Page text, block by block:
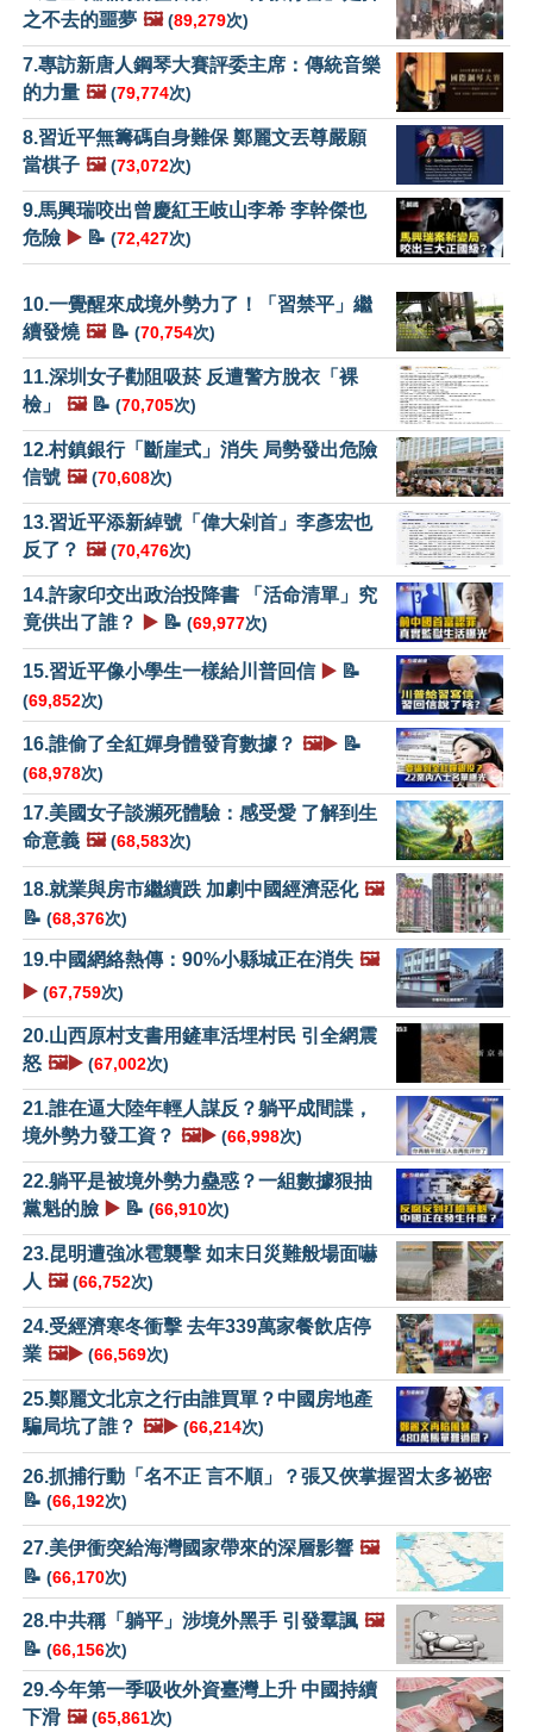
之不去的噩夢 🖼️ (89,279次)
7.專訪新唐人鋼琴大賽評委主席：傳統音樂
的力量 🖼️ (79,774次)
8.習近平無籌碼自身難保 鄭麗文丟尊嚴願
當棋子 🖼️ (73,072次)
9.馬興瑞咬出曾慶紅王岐山李希 李幹傑也
危險 ▶️ 📝 (72,427次)
10.一覺醒來成境外勢力了！「習禁平」繼
續發燒 🖼️📝 (70,754次)
11.深圳女子勸阻吸菸 反遭警方脫衣「裸
檢」
🖼️📝 (70,705次)
12.村鎮銀行「斷崖式」消失 局勢發出危險
信號 🖼️ (70,608次)
13.習近平添新綽號「偉大剁首」李彥宏也
反了？ 🖼️ (70,476次)
14.許家印交出政治投降書 「活命清單」究
竟供出了誰？
▶️ 📝 (69,977次)
15.習近平像小學生一樣給川普回信 ▶️ 📝
(69,852次)
16.誰偷了全紅嬋身體發育數據？ 🖼️▶️ 📝
(68,978次)
17.美國女子談瀕死體驗：感受愛 了解到生
命意義 🖼️ (68,583次)
18.就業與房市繼續跌 加劇中國經濟惡化 🖼️
📝 (68,376次)
19.中國網絡熱傳：90%小縣城正在消失 🖼️
▶️ (67,759次)
20.山西原村支書用鏟車活埋村民 引全網震
怒 🖼️▶️ (67,002次)
21.誰在逼大陸年輕人謀反？躺平成間諜，
境外勢力發工資？ 🖼️▶️ (66,998次)
22.躺平是被境外勢力蠱惑？一組數據狠抽
黨魁的臉 ▶️ 📝 (66,910次)
23.昆明遭強冰雹襲擊 如末日災難般場面嚇
人 🖼️ (66,752次)
24.受經濟寒冬衝擊 去年339萬家餐飲店停
業 🖼️▶️ (66,569次)
25.鄭麗文北京之行由誰買單？中國房地產
騙局坑了誰？ 🖼️▶️ (66,214次)
26.抓捕行動「名不正 言不順」？張又俠掌握習太多祕密
📝 (66,192次)
27.美伊衝突給海灣國家帶來的深層影響 🖼️
📝 (66,170次)
28.中共稱「躺平」涉境外黑手 引發羣諷 🖼️
📝 (66,156次)
29.今年第一季吸收外資臺灣上升 中國持續
下滑 🖼️ (65,861次)